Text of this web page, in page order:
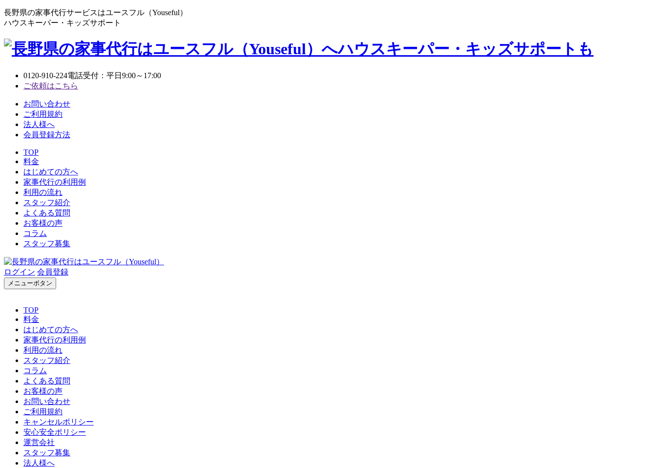
長野県の家事代行サービスはユースフル（Youseful）
ハウスキーパー・キッズサポート
0120-910-224電話受付：平日9:00～17:00
ご依頼はこちら
お問い合わせ
ご利用規約
法人様へ
会員登録方法
TOP
料金
はじめての方へ
家事代行の利用例
利用の流れ
スタッフ紹介
よくある質問
お客様の声
コラム
スタッフ募集
ログイン 会員登録
メニューボタン
TOP
料金
はじめての方へ
家事代行の利用例
利用の流れ
スタッフ紹介
コラム
よくある質問
お客様の声
お問い合わせ
ご利用規約
キャンセルポリシー
安心安全ポリシー
運営会社
スタッフ募集
法人様へ